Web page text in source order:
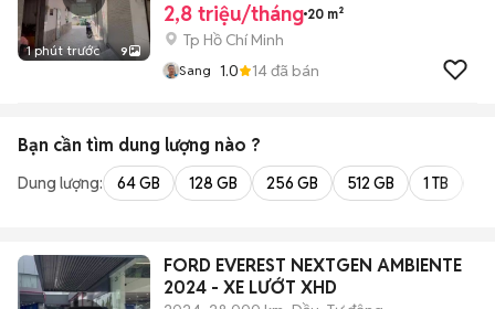
1 phút trước 9
2,8 triệu/tháng 20 m²
Tp Hồ Chí Minh
Sang 1.0 14đã bán
Bạn cần tìm dung lượng nào ?
Dung lượng: 64 GB 128 GB 256 GB 512 GB 1 TB
FORD EVEREST NEXTGEN AMBIENTE
2024 - XE LƯỚT XHD